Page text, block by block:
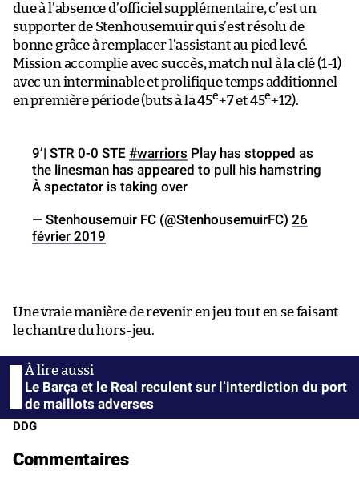
due à l’absence d’officiel supplémentaire, c’est un
supporter de Stenhousemuir qui s’est résolu de
bonne grâce à remplacer l’assistant au pied levé.
Mission accomplie avec succès, match nul à la clé (1-1)
avec un interminable et prolifique temps additionnel
en première période (buts à la 45e+7 et 45e+12).
9’| STR 0-0 STE #warriors Play has stopped as
the linesman has appeared to pull his hamstring
À spectator is taking over
— Stenhousemuir FC (@StenhousemuirFC) 26
février 2019
Une vraie manière de revenir en jeu tout en se faisant
le chantre du hors-jeu.
Le Barça et le Real reculent sur l’interdiction du port
de maillots adverses
DDG
Commentaires